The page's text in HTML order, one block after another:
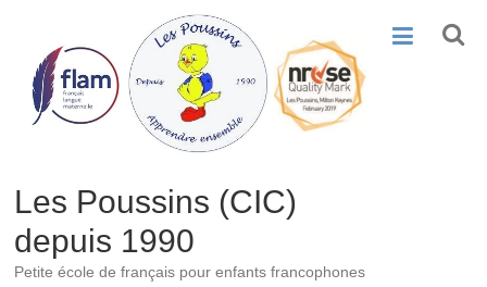
content
Les Poussins (CIC)
depuis 1990
Petite école de français pour enfants francophones